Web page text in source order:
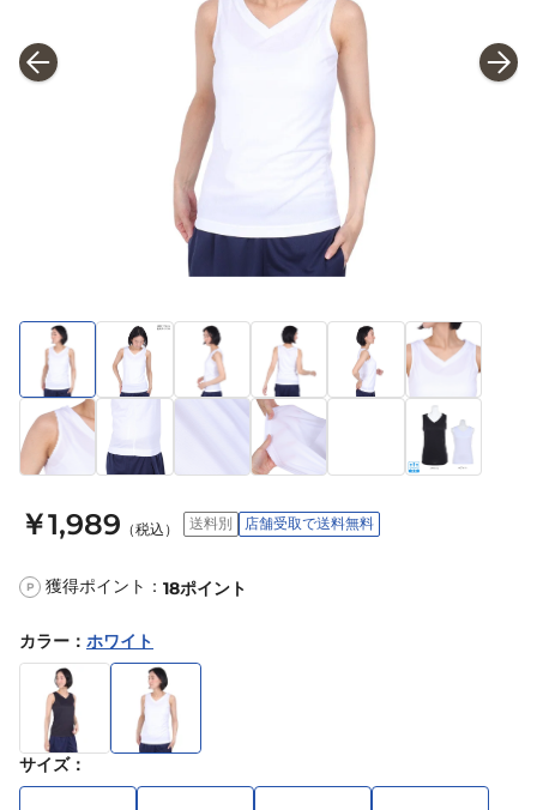
￥1,989 （税込） 送料別 店舗受取で送料無料
P 獲得ポイント： 18ポイント
カラー ： ホワイト
サイズ：